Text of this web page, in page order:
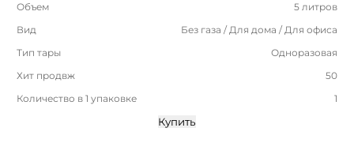
Объем
5 литров
Вид
Без газа / Для дома / Для офиса
Тип тары
Одноразовая
Хит продвж
50
Количество в 1 упаковке
1
Купить